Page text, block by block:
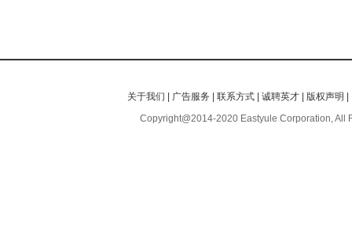
关于我们 广告服务 |联系方式 |诚聘英才 版权声明
Copyright@2014-2020 Eastyule Corporation, All